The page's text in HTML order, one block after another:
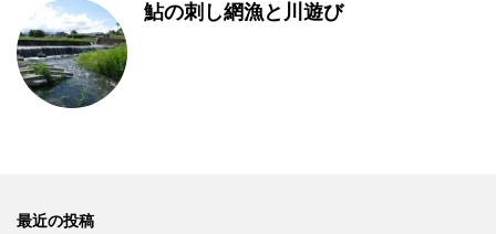
鮎の刺し網漁と川遊び
最近の投稿